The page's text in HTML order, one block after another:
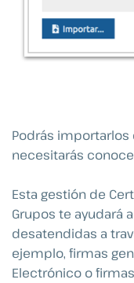
Podrás importarlos
necesitarás
Esta gestión de
Grupos te ayudará
desatendidas a
ejemplo, firmas
Electrónico o